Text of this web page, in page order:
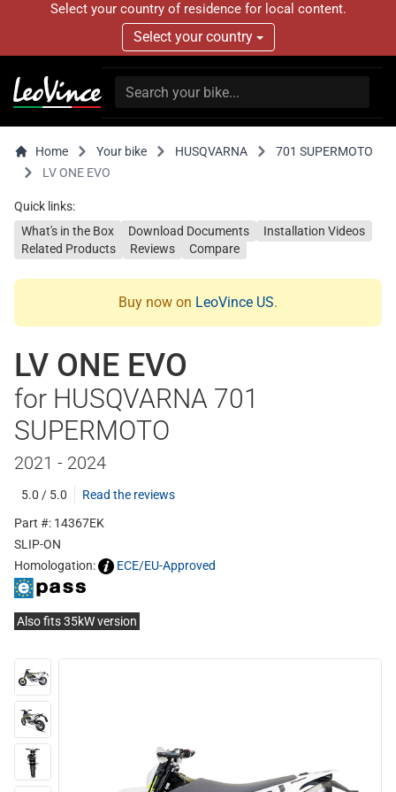
Select your country of residence for local content.
Select your country
Home Your bike HUSQVARNA
701 SUPERMOTO
LV ONE EVO
Quick links:
What's in the Box
Download Documents
Installation Videos
Related Products
Reviews Compare
Buy now on LeoVince US.
LV ONE EVO
for HUSQVARNA 701
SUPERMOTO
2021 - 2024
5.0 / 5.0
Read the reviews
Part #: 14367EK
SLIP-ON
Homologation:
ECE/EU-Approved
Also fits 35kW version